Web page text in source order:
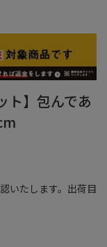
いたします。出荷目
ト】包んであ